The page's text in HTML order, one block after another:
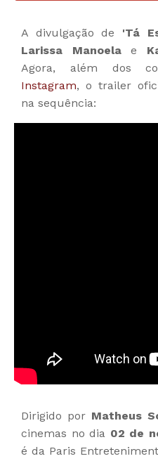
A divulgação de 'Tá
Larissa Manoelae
Agora, além dos
Instagram, o trailer
na sequência:
Dirigido por Matheus
cinemas no dia 02 de
é da Paris